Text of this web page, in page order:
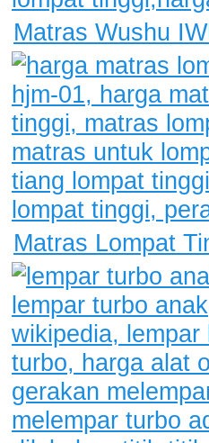
Matras Wushu
Matras Lompat